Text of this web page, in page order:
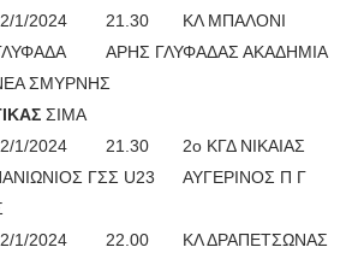
1/2024 21.30
ΚΛ ΜΠΑΛΟΝΙ
ΑΡΗΣ ΓΛΥΦΑΔΑΣ ΑΚΑΔΗΜΙΑ
ΣΜΥΡΝΗΣ
ΣΙΜΑ
1/2024 21.30
2ο ΚΓΔ ΝΙΚΑΙΑΣ
ΓΣΣ U23
ΑΥΓΕΡΙΝΟΣ Π Γ
1/2024 22.00
ΚΛ ΔΡΑΠΕΤΣΩΝΑΣ